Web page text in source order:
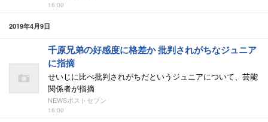
16:00
2019年4月9日
千原兄弟の好感度に格差か 批判されがちなジュニア
に指摘
せいじに比べ批判されがちだというジュニアについて、芸能
関係者が指摘
NEWSポストセブン
16:00